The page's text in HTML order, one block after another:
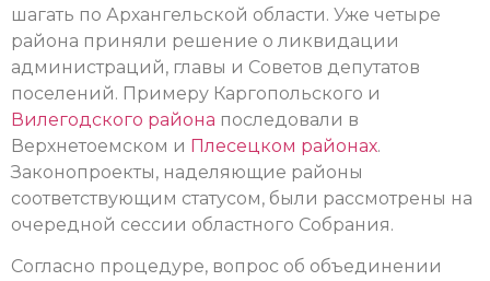
шагать по Архангельской области. Уже четыре
района приняли решение о ликвидации
администраций, главы и Советов депутатов
поселений. Примеру Каргопольского и
Вилегодского района последовали в
Верхнетоемском и Плесецком районах.
Законопроекты, наделяющие районы
соответствующим статусом, были рассмотрены на
очередной сессии областного Собрания.
Согласно процедуре, вопрос об объединении